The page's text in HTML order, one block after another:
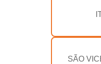
SÃO